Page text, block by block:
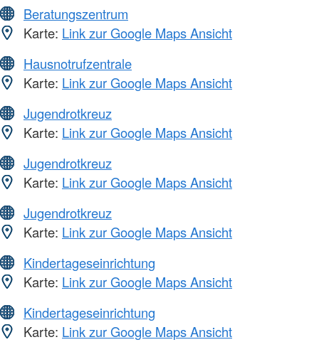
Beratungszentrum
Karte: Link zur Google Maps Ansicht
Hausnotrufzentrale
Karte: Link zur Google Maps Ansicht
Jugendrotkreuz
Karte: Link zur Google Maps Ansicht
Jugendrotkreuz
Karte: Link zur Google Maps Ansicht
Jugendrotkreuz
Karte: Link zur Google Maps Ansicht
Kindertageseinrichtung
Karte: Link zur Google Maps Ansicht
Kindertageseinrichtung
Karte: Link zur Google Maps Ansicht